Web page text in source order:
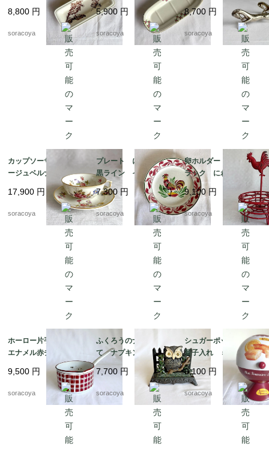
長陶器皿 植物画 ボ
タニカル 19otm25
8,800 円
soracoya
ナング窯 19twm8-2
5,900 円
soracoya
も アニマル 馬 2個
セット 12twew10
8,700 円
soracoya
カップソーサー リモ
ージュベルナルド フ
ローラル 金彩 ヴィ
ンテージ 12twep3
17,900 円
soracoya
プレート にわとり
黒ライン イエローポ
イント 飾り皿 雄
鶏 リュネビル 19twm
22
7,300 円
soracoya
卵ホルダー ワイヤー
ラック にわとり 雄
鶏 赤ワイヤー ワイ
ヤーエッグバスケット
12kwem22
9,100 円
soracoya
ホーロー片手鍋 白
エナメル赤チェック
ダミエ BB社 19kw
m11
9,500 円
soracoya
ふくろうのナプキンた
て ナプキンスタン
ド ナプキンホルダ
ー アイアン 鉄製
レターラック 12twet6
7,700 円
soracoya
シュガーポット型 お
菓子入れ ミニフィナ
ンシェオレンジの缶
ビスキュイテリエ・
ド・ブルゴーニュ マ
ドレーヌ広告 12kwe
9,100円
soracoya